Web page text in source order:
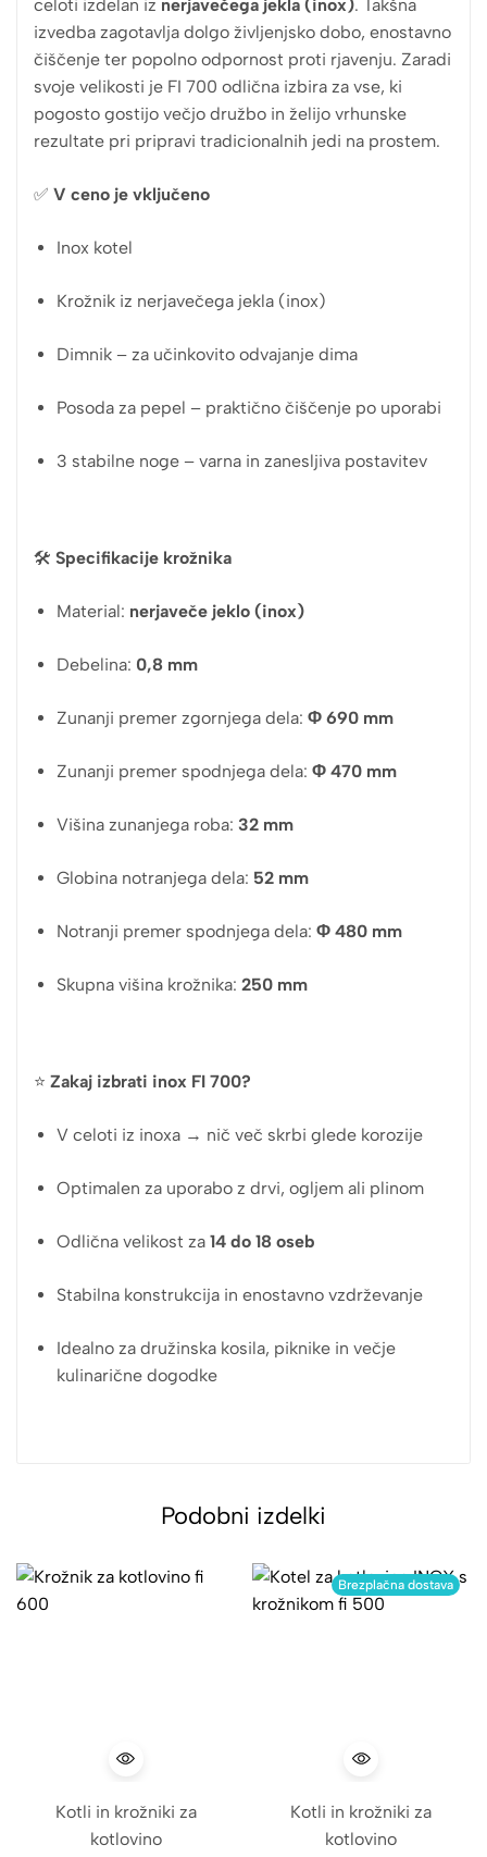
celoti izdelan iz nerjavečega jekla (inox). Takšna
izvedba zagotavlja dolgo življenjsko dobo, enostavno
čiščenje ter popolno odpornost proti rjavenju. Zaradi
svoje velikosti je FI 700 odlična izbira za vse, ki
pogosto gostijo večjo družbo in želijo vrhunske
rezultate pri pripravi tradicionalnih jedi na prostem.
✅ V ceno je vključeno
Inox kotel
Krožnik iz nerjavečega jekla (inox)
Dimnik – za učinkovito odvajanje dima
Posoda za pepel – praktično čiščenje po uporabi
3 stabilne noge – varna in zanesljiva postavitev
🛠 Specifikacije krožnika
Material: nerjaveče jeklo (inox)
Debelina: 0,8 mm
Zunanji premer zgornjega dela: Φ 690 mm
Zunanji premer spodnjega dela: Φ 470 mm
Višina zunanjega roba: 32 mm
Globina notranjega dela: 52 mm
Notranji premer spodnjega dela: Φ 480 mm
Skupna višina krožnika: 250 mm
⭐ Zakaj izbrati inox FI 700?
V celoti iz inoxa → nič več skrbi glede korozije
Optimalen za uporabo z drvi, ogljem ali plinom
Odlična velikost za 14 do 18 oseb
Stabilna konstrukcija in enostavno vzdrževanje
Idealno za družinska kosila, piknike in večje
kulinarične dogodke
Podobni izdelki
Kotli in krožniki za
kotlovino
Brezplačna dostava
Kotli in krožniki za
kotlovino